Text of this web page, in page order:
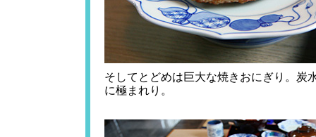
そしてとどめは巨大な焼きおにぎり。炭
に極まれり。